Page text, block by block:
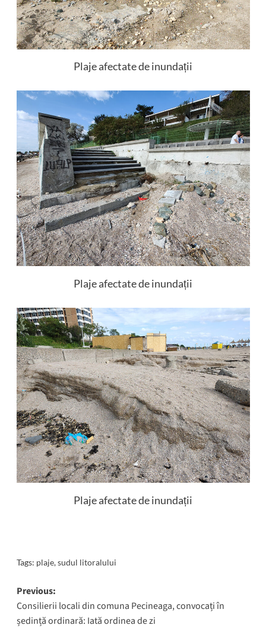
Plaje afectate de inundații
Plaje afectate de inundații
Plaje afectate de inundații
Tags: plaje,sudul litoralului
Post
navigation
Previous:
Consilierii locali din comuna Pecineaga, convocați în
ședință ordinară: Iată ordinea de zi